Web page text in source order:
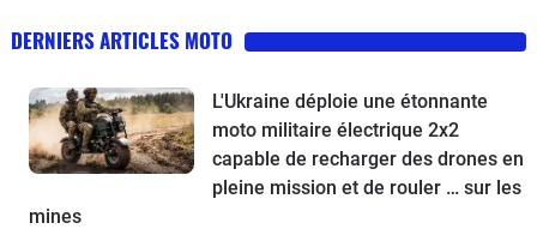
DERNIERS ARTICLES MOTO
L'Ukraine déploie une étonnante
moto militaire électrique 2x2
capable de recharger des drones en
pleine mission et de rouler … sur les
mines